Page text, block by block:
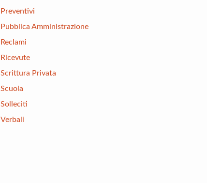
Preventivi
Pubblica Amministrazione
Reclami
Ricevute
Scrittura Privata
Scuola
Solleciti
Verbali